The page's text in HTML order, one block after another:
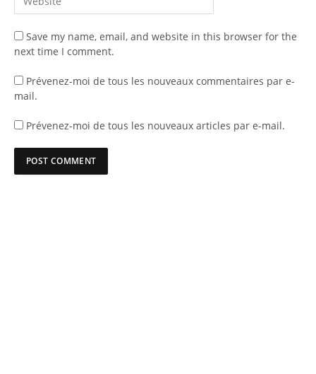
Save my name, email, and website in this browser for the
next time I comment.
Prévenez-moi de tous les nouveaux commentaires par e-
mail.
Prévenez-moi de tous les nouveaux articles par e-mail.